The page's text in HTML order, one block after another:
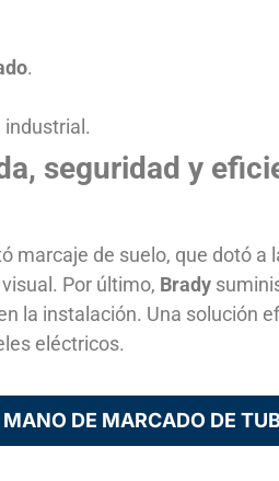
.
industrial.
seguridad y
marcaje de suelo, que dotó a
Por último, Brady
la instalación. Una solución
eléctricos.
DE MARCADO DE